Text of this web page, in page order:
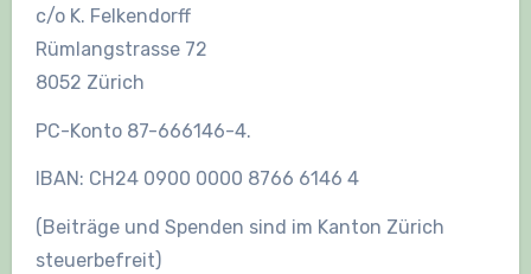
c/o K. Felkendorff
Rümlangstrasse 72
8052 Zürich
PC-Konto 87-666146-4.
IBAN: CH24 0900 0000 8766 6146 4
(Beiträge und Spenden sind im Kanton Zürich
steuerbefreit)